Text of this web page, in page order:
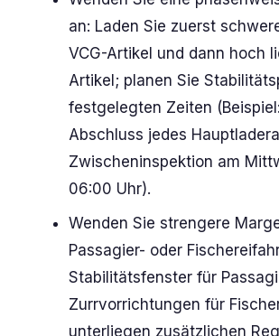
an: Laden Sie zuerst
VCG-Artikel und dann hoch
Artikel; planen Sie
festgelegten Zeiten
Abschluss jedes
Zwischeninspektion am
06:00 Uhr).
Wenden Sie strengere
Passagier- oder
Stabilitätsfenster für
Zurrvorrichtungen für
unterliegen zusätzlichen